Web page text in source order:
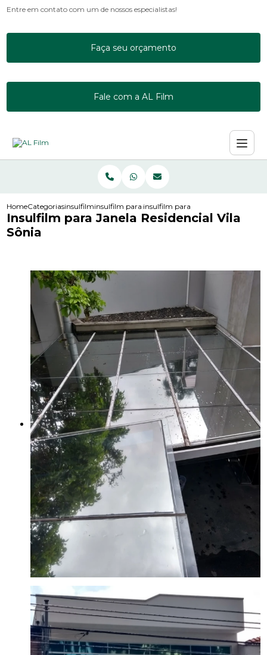
Entre em contato com um de nossos especialistas!
Faça seu orçamento
Fale com a AL Film
HomeCategoriasinsulfilminsulfilm para janela de apartamento
insulfilm para janela residencial vila
Insulfilm para Janela Residencial Vila
Sônia